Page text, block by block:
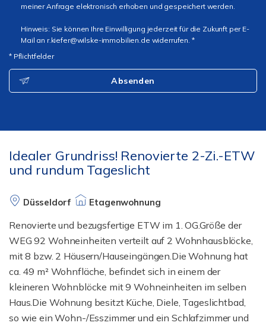
meiner Anfrage elektronisch erhoben und gespeichert werden.
Hinweis: Sie können Ihre Einwilligung jederzeit für die Zukunft per E-
Mail an r.kiefer@wilske-immobilien.de widerrufen. *
* Pflichtfelder
Absenden
Idealer Grundriss! Renovierte 2-Zi.-ETW
und rundum Tageslicht
Düsseldorf Etagenwohnung
Renovierte und bezugsfertige ETW im 1. OG.Größe der
WEG 92 Wohneinheiten verteilt auf 2 Wohnhausblöcke,
mit 8 bzw. 2 Häusern/Hauseingängen.Die Wohnung hat
ca. 49 m² Wohnfläche, befindet sich in einem der
kleineren Wohnblöcke mit 9 Wohneinheiten im selben
Haus.Die Wohnung besitzt Küche, Diele, Tageslichtbad,
so wie ein Wohn-/Esszimmer und ein Schlafzimmer und